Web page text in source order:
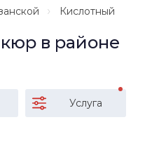
Кислотный
в районе
Услуга